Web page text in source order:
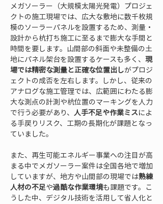
メガソーラー（大規模太陽光発電）プロジェ
クトの施工現場では、広大な敷地に数千枚規
模のソーラーパネルを設置するため、測量・
設計から杭打ち施工に至るまで膨大な手間と
時間を要します。山間部の斜面や未整備の土
地にパネル架台を設置するケースも多く、 現
場では精密な測量と正確な位置出しがプロジ
ェクトの成否を左右します。しかし、従来の
アナログな施工管理では、広範囲にわたる膨
大な測点の計測や杭位置のマーキングを人力
で行う必要があり、 人手不足や作業ミスによ
る手戻りリスク、工期の長期化が課題となっ
ていました。
また、再生可能エネルギー事業への注目が高
まる中でメガソーラー案件は全国各地で増加
していますが、地方や山間部の現場では熟練
人材の不足や過酷な作業環境も課題です。こ
うした中、デジタル技術を活用して省人化と